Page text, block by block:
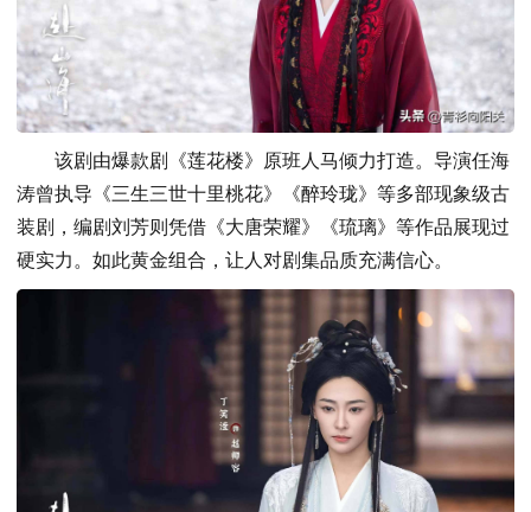
该剧由爆款剧《莲花楼》原班人马倾力打造。导演任海
涛曾执导《三生三世十里桃花》《醉玲珑》等多部现象级古
装剧，编剧刘芳则凭借《大唐荣耀》《琉璃》等作品展现过
硬实力。如此黄金组合，让人对剧集品质充满信心。